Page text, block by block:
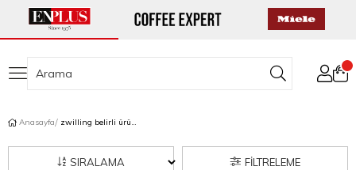
Anasayfa zwilling belirli ürünlerde 2. ürüne %50 indirim
FILTRELEME
SIRALAMA